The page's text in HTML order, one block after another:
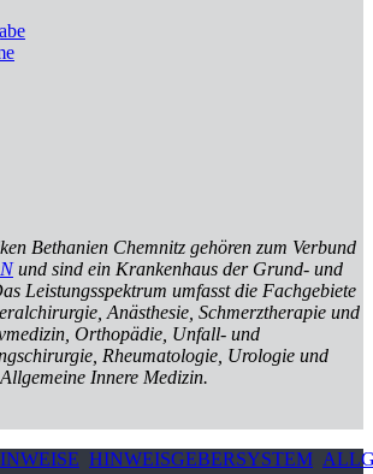
Bethanien Chemnitz gehören zum Verbund
und sind ein Krankenhaus der Grund- und
Leistungsspektrum umfasst die Fachgebiete
Anästhesie, Schmerztherapie und
Orthopädie, Unfall- und
Rheumatologie, Urologie und
Allgemeine Innere Medizin.
HINWEISGEBERSYSTEM